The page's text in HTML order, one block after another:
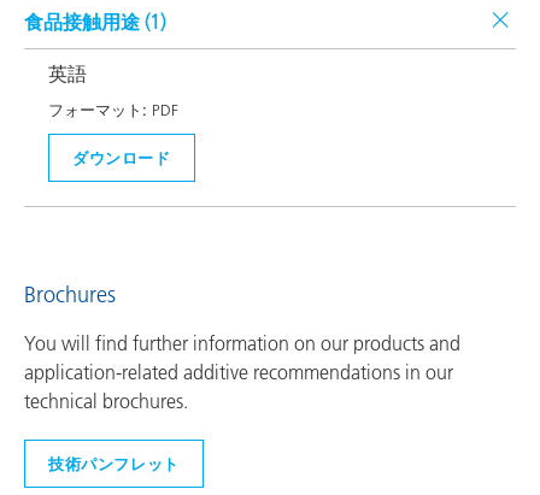
食品接触用途 (1)
英語
フォーマット: PDF
ダウンロード
Brochures
You will find further information on our products and
application-related additive recommendations in our
technical brochures.
技術パンフレット